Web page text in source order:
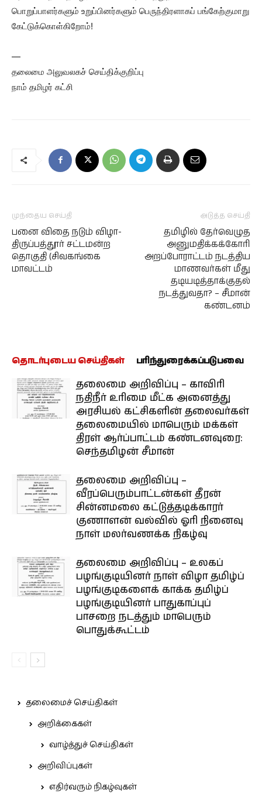
பொறுப்பாளர்களும் உறுப்பினர்களும் பெருந்திரளாகப் பங்கேற்குமாறு
கேட்டுக்கொள்கிறோம்!
—
தலைமை அலுவலகச் செய்திக்குறிப்பு
நாம் தமிழர் கட்சி
முந்தைய செய்தி
பனை விதை நடும் விழா-
திருப்பத்தூர் சட்டமன்ற
தொகுதி (சிவகங்கை
மாவட்டம்
அடுத்த செய்தி
தமிழில் தேர்வெழுத
அனுமதிக்கக்கோரி
அறப்போராட்டம் நடத்திய
மாணவர்கள் மீது
தடியடித்தாக்குதல்
நடத்துவதா? – சீமான்
கண்டனம்
தொடர்புடைய செய்திகள் பரிந்துரைக்கப்படுபவை
தலைமை அறிவிப்பு – காவிரி
நதிநீர் உரிமை மீட்க அனைத்து
அரசியல் கட்சிகளின் தலைவர்கள்
தலைமையில் மாபெரும் மக்கள்
திரள் ஆர்ப்பாட்டம் கண்டனவுரை:
செந்தமிழன் சீமான்
தலைமை அறிவிப்பு –
வீரப்பெரும்பாட்டன்கள் தீரன்
சின்னமலை கட்டுத்தடிக்காரர்
குணாளன் வல்வில் ஓரி நினைவு
நாள் மலர்வணக்க நிகழ்வு
தலைமை அறிவிப்பு – உலகப்
பழங்குடியினர் நாள் விழா தமிழ்ப்
பழங்குடிகளைக் காக்க தமிழ்ப்
பழங்குடியினர் பாதுகாப்புப்
பாசறை நடத்தும் மாபெரும்
பொதுக்கூட்டம்
தலைமைச் செய்திகள்
அறிக்கைகள்
வாழ்த்துச் செய்திகள்
அறிவிப்புகள்
எதிர்வரும் நிகழ்வுகள்